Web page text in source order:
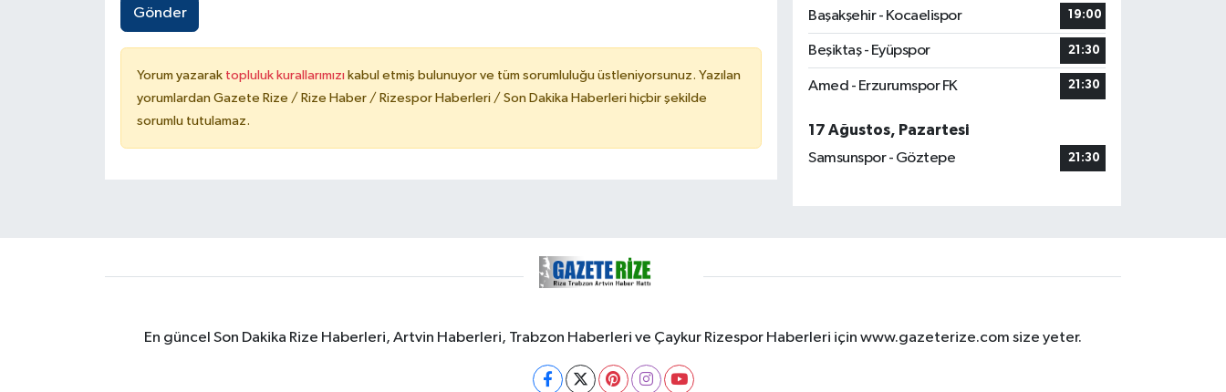
Gönder
Yorum yazarak topluluk kurallarımızı kabul etmiş bulunuyor ve tüm sorumluluğu üstleniyorsunuz. Yazılan
yorumlardan Gazete Rize / Rize Haber / Rizespor Haberleri / Son Dakika Haberleri hiçbir şekilde
sorumlu tutulamaz.
Başakşehir - Kocaelispor
19:00
Beşiktaş - Eyüpspor 21:30
Amed - Erzurumspor FK 21:30
17 Ağustos, Pazartesi
Samsunspor - Göztepe
21:30
En güncel Son Dakika Rize Haberleri, Artvin Haberleri, Trabzon Haberleri ve Çaykur Rizespor Haberleri için www.gazeterize.com size yeter.